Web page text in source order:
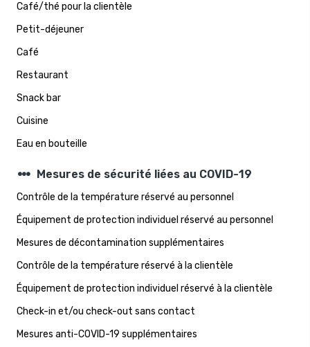
Café/thé pour la clientèle
Petit-déjeuner
Café
Restaurant
Snack bar
Cuisine
Eau en bouteille
steppers Mesures de sécurité liées au COVID-19
Contrôle de la température réservé au personnel
Équipement de protection individuel réservé au personnel
Mesures de décontamination supplémentaires
Contrôle de la température réservé à la clientèle
Équipement de protection individuel réservé à la clientèle
Check-in et/ou check-out sans contact
Mesures anti-COVID-19 supplémentaires